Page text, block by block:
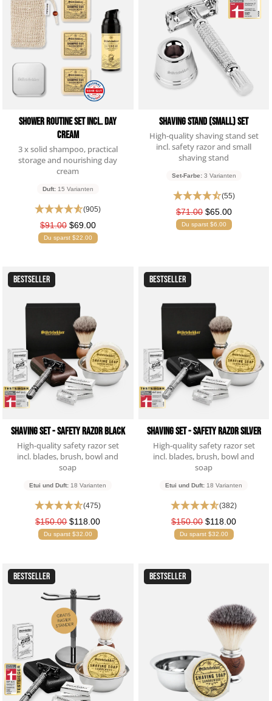
Hair & Body Wash
Fettige Kopfhaut
Sensible Kopfhaut
Rasierzubehör
Rasurbrand
Schnitte & Verletzungen
Rasiermesser - Sets
Bartpflege - Sets
Rasurzubehör - Sets
Test
2erfwef
wefwefwef
Shower Routine Set incl. Day
Cream
3 x solid shampoo, practical
storage and nourishing day
cream
Duft: 15 Varianten
(905)
$91.00$69.00
Du sparst $22.00
Shaving Stand (Small) Set
High-quality shaving stand set
incl. safety razor and small
shaving stand
Set-Farbe: 3 Varianten
(55)
$71.00$65.00
Du sparst $6.00
BESTSELLER
Shaving Set - Safety Razor Black
High-quality safety razor set
incl. blades, brush, bowl and
soap
Etui und Duft:18 Varianten
(475)
$150.00$118.00
Du sparst $32.00
BESTSELLER
Shaving Set - Safety Razor Silver
High-quality safety razor set
incl. blades, brush, bowl and
soap
Etui und Duft:18 Varianten
(382)
$150.00$118.00
Du sparst $32.00
BESTSELLER BESTSELLER